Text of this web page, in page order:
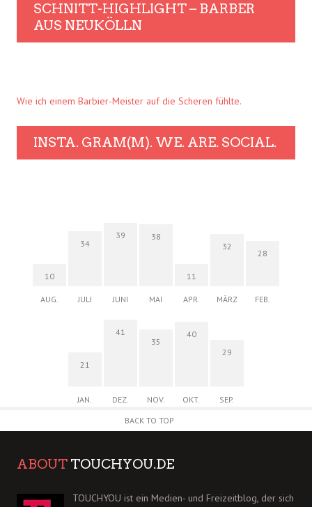
SCHNITT-HIGHLIGHT – BARBER
AUS NEUKÖLLN
Wie ich einem Barbier-Meister auf die Scheren fühlte.
INSTA. GRAM(M). WE. ARE. SOCIAL.
10
AUG.
34
JULI
39
JUNI
38
MAI
11
APR.
32
MÄRZ
28
FEB.
21
JAN.
41
DEZ.
35
NOV.
40
OKT.
29
SEP.
BACK TO TOP
ABOUT TOUCHYOU.DE
TOUCHYOU ist ein Medien- und Freizeitblog, der sich